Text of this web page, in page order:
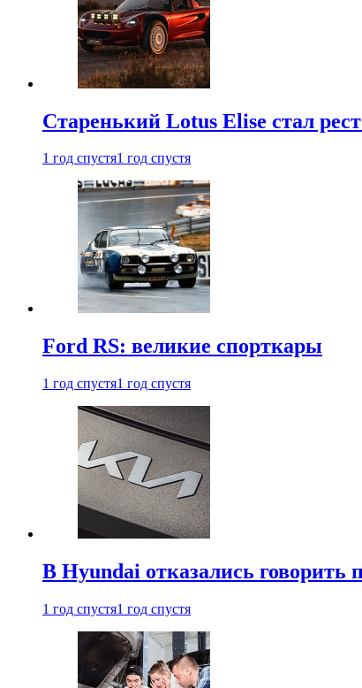
Старенький Lotus Elise стал
1 год спустя1 год спустя
Ford RS: великие спорткары
1 год спустя1 год спустя
В Hyundai отказались
1 год спустя1 год спустя